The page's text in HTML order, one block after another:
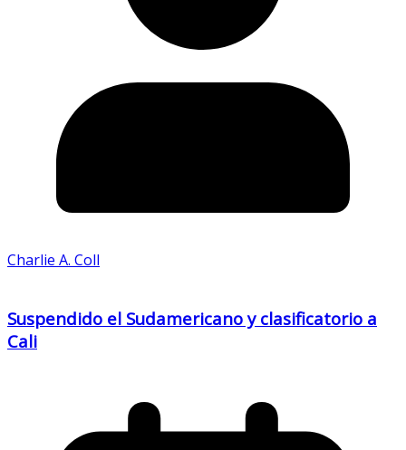
Charlie A. Coll
Suspendido el Sudamericano y clasificatorio a
Cali